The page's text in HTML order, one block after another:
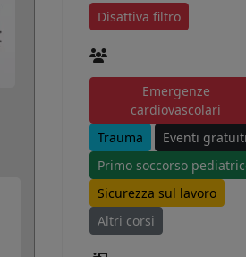
Disattiva filtro
Emergenze
cardiovascolari
Trauma
Eventi gratuiti
Primo soccorso
Sicurezza sul lavoro
Altri corsi